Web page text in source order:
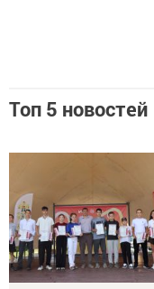
Топ 5 новостей